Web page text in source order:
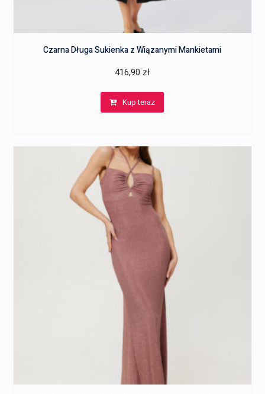
Czarna Długa Sukienka z Wiązanymi Mankietami
416,90 zł
Kup teraz